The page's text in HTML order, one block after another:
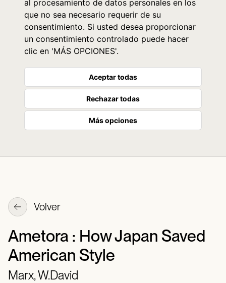
al procesamiento de datos personales en los
que no sea necesario requerir de su
consentimiento. Si usted desea proporcionar
un consentimiento controlado puede hacer
clic en 'MÁS OPCIONES'.
Aceptar todas
Rechazar todas
Más opciones
Volver
Ametora : How Japan Saved
American Style
Marx, W.David